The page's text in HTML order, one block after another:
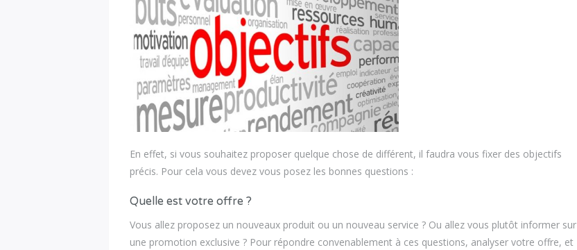
En effet, si vous souhaitez proposer quelque chose de différent, il faudra vous fixer des objectifs
précis. Pour cela vous devez vous posez les bonnes questions :
Quelle est votre offre ?
Vous allez proposez un nouveaux produit ou un nouveau service ? Ou allez vous plutôt informer sur
une promotion exclusive ? Pour répondre convenablement à ces questions, analyser votre offre, et